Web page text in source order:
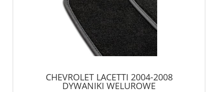
CHEVROLET LACETTI 2004-2008
DYWANIKI WELUROWE